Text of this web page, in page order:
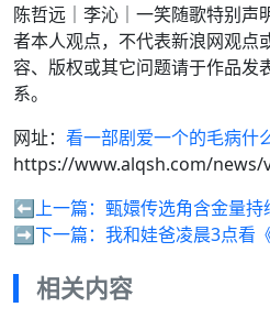
陈哲远｜李沁｜一笑随歌特别声
者本人观点，不代表新浪网观点
容、版权或其它问题请于作品发
系。
网址： 看一部剧爱一个的毛病什
https://www.alqsh.com/news/
⬅️上一篇： 甄嬛传选角含金量
➡️下一篇： 我和娃爸凌晨3点看
相关内容